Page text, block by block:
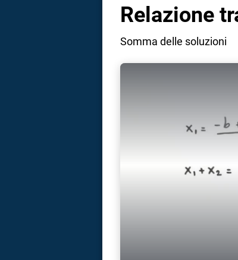
Relazione
Somma delle soluzioni